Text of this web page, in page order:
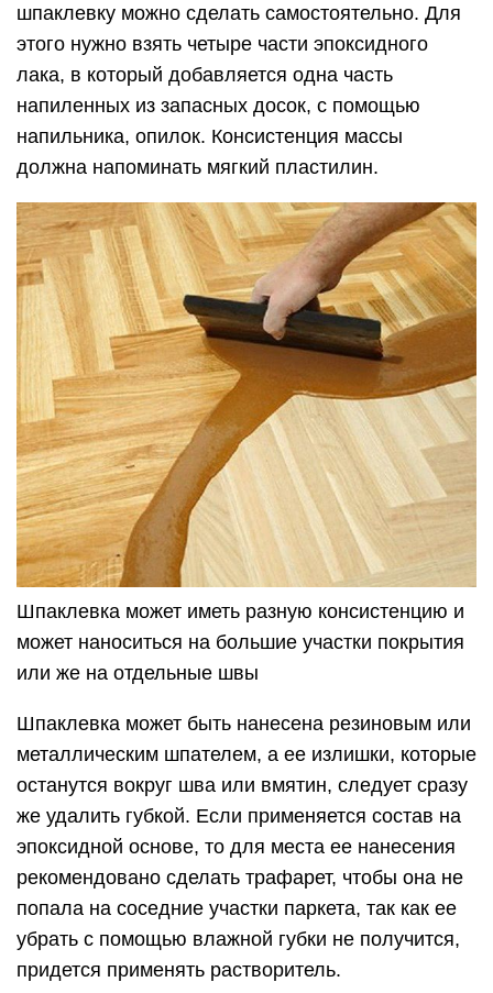
шпаклевку можно сделать самостоятельно. Для
этого нужно взять четыре части эпоксидного
лака, в который добавляется одна часть
напиленных из запасных досок, с помощью
напильника, опилок. Консистенция массы
должна напоминать мягкий пластилин.
Шпаклевка может иметь разную консистенцию и
может наноситься на большие участки покрытия
или же на отдельные швы
Шпаклевка может быть нанесена резиновым или
металлическим шпателем, а ее излишки, которые
останутся вокруг шва или вмятин, следует сразу
же удалить губкой. Если применяется состав на
эпоксидной основе, то для места ее нанесения
рекомендовано сделать трафарет, чтобы она не
попала на соседние участки паркета, так как ее
убрать с помощью влажной губки не получится,
придется применять растворитель.